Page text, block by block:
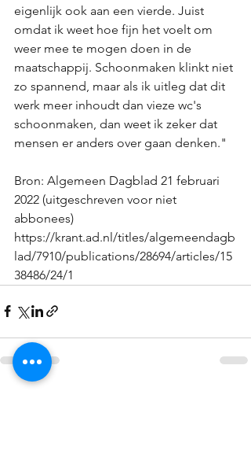
eigenlijk ook aan een vierde. Juist
omdat ik weet hoe fijn het voelt om
weer mee te mogen doen in de
maatschappij. Schoonmaken klinkt niet
zo spannend, maar als ik uitleg dat dit
werk meer inhoudt dan vieze wc's
schoonmaken, dan weet ik zeker dat
mensen er anders over gaan denken."
Bron: Algemeen Dagblad 21 februari
2022 (uitgeschreven voor niet
abbonees)
https://krant.ad.nl/titles/algemeendagb
lad/7910/publications/28694/articles/15
38486/24/1